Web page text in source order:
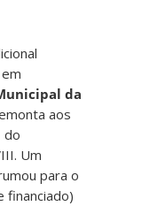
da
aos
do
Um
para o
financiado)